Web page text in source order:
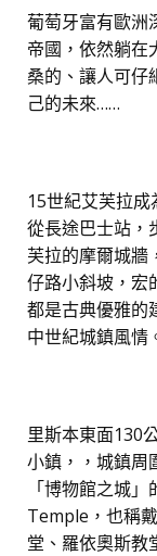
葡萄牙富有歐洲
帝國，依然躺在
桑的、讓人可仔
己的未來……
15世紀艾芙拉成
從長途巴士站，
芙拉的摩爾城牆
仔路小斜坡，宏
都是古典優雅的
中世紀城鎮風情
里斯本東面130
小鎮，，城鎮周
「博物館之城
Temple，也稱
堂、羅依奧斯教